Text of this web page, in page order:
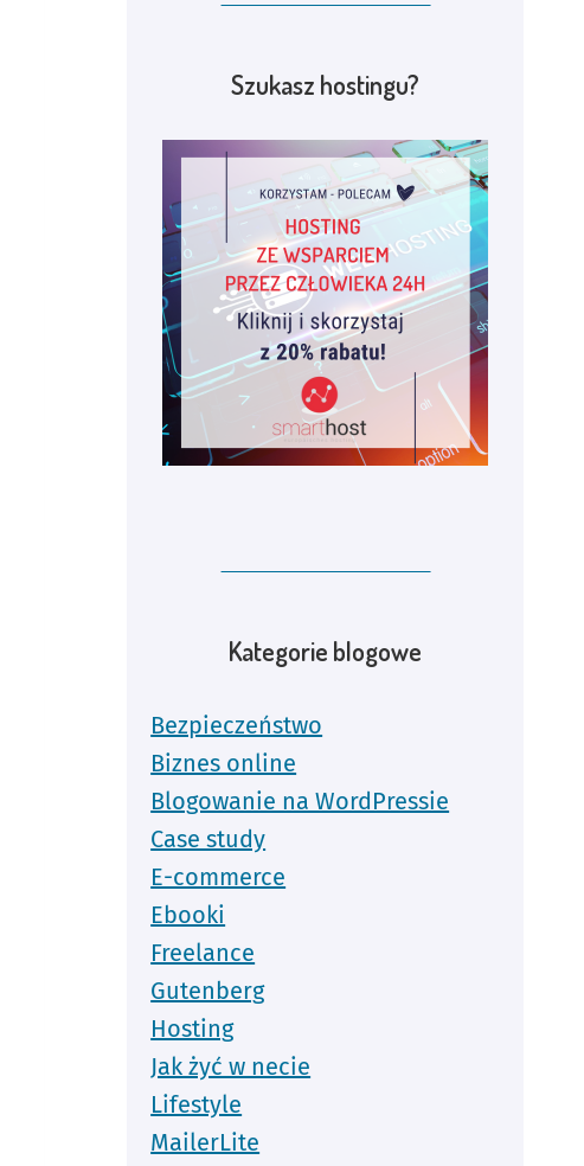
Szukasz hostingu?
Kategorie blogowe
Bezpieczeństwo
Biznes online
Blogowanie na WordPressie
Case study
E-commerce
Ebooki
Freelance
Gutenberg
Hosting
Jak żyć w necie
Lifestyle
MailerLite